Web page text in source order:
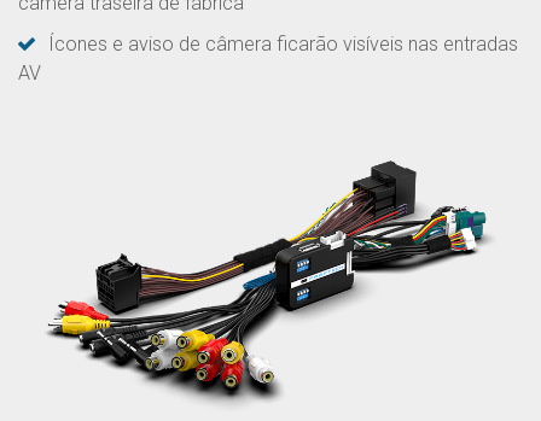
Ícones e aviso de câmera ficarão visíveis nas entradas
AV